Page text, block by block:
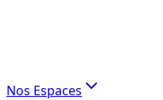
Nos Espaces